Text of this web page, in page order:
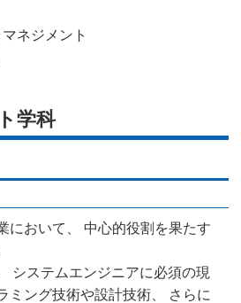
ネジメント
学科
において、 中心的役割を果たす
システムエンジニアに必須の現
ミング技術や設計技術、 さらに